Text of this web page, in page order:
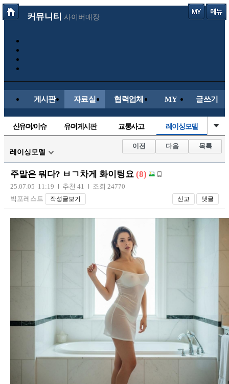
커뮤니티 사이버매장
게시판 자료실 협력업체 MY 글쓰기
신유머/이슈 유머게시판 교통사고 레이싱모델
내차사진 직찍/특종
자동차사진 후방주의방 자유사진 군사/무기
항공/해운/철도
장착시공사진
레이싱모델
이전 다음 목록
주말은 뭐다? ㅂㄱ차게 화이팅요 (8)
25.07.05 11:19 추천 41
조회 24770
빅포레스트
작성글보기 신고 댓글